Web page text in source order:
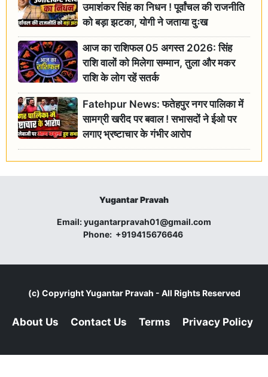
उमाशंकर सिंह का निधन ! पूर्वांचल की राजनीति
को बड़ा झटका, योगी ने जताया दुःख
आज का राशिफल 05 अगस्त 2026: सिंह
राशि वालों को मिलेगा सम्मान, तुला और मकर
राशि के लोग रहें सतर्क
Fatehpur News: फतेहपुर नगर पालिका में
सामग्री खरीद पर बवाल ! सभासदों ने ईओ पर
लगाए भ्रष्टाचार के गंभीर आरोप
Yugantar Pravah
Email:yugantarpravah01@gmail.com
Phone: +919415676646
(c) CopyrightYugantar Pravah - All Rights Reserved
About Us Contact Us Terms Privacy Policy